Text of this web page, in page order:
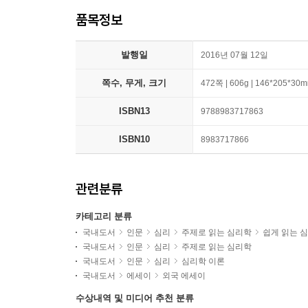
품목정보
발행일 2016년 07월 12일
쪽수, 무게, 크기 472쪽 | 606g |
ISBN13 9788983717863
ISBN10 8983717866
관련분류
카테고리 분류
국내도서 인문 심리 주제로 읽는 심리학
쉽게 읽는
국내도서
인문 심리
주제로 읽는 심리학
국내도서
인문 심리
심리학 이론
국내도서
에세이 외국 에세이
수상내역 및 미디어 추천 분류